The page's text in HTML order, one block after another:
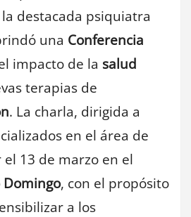
destacada psiquiatra
una Conferencia
impacto de la salud
terapias de
. La charla, dirigida a
en el área de
13 de marzo en el
, con el propósito
a los